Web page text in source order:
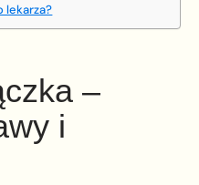
lekarza?
–
i